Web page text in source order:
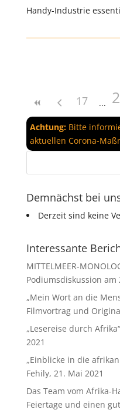
Handy-Industrie
17
Achtung:Bitte
aktuellen Corona-
Demnächst bei
Derzeit sind keine
Interessante
MITTELMEER-
Podiumsdiskussion am
„Mein Wort an die
Filmvortrag und
„Lesereise durch
2021
„Einblicke in die
Fehily, 21. Mai 2021
Das Team vom Afrika-
Feiertage und einen